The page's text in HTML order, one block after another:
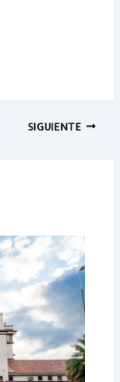
SIGUIENTE